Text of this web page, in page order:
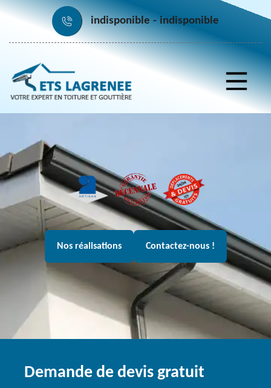
indisponible indisponible
Nos réalisations Contactez-nous !
Demande de devis gratuit